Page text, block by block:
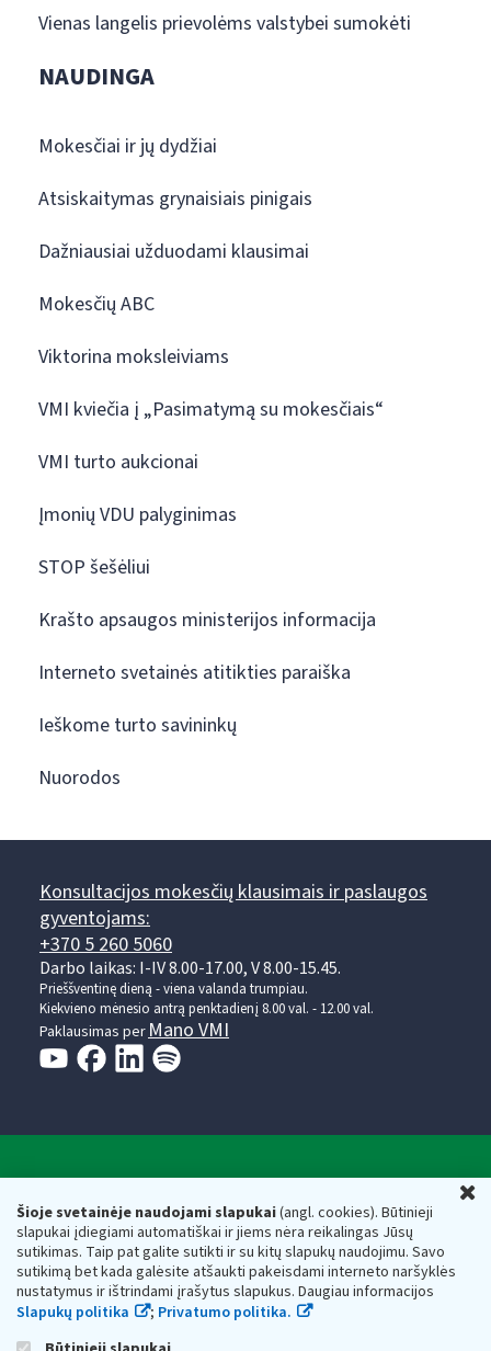
Šioje svetainėje naudojami slapukai(angl. cookies). Būtinieji
slapukai įdiegiami automatiškai ir jiems nėra reikalingas Jūsų
sutikimas. Taip pat galite sutikti ir su kitų slapukų naudojimu. Savo
sutikimą bet kada galėsite atšaukti pakeisdami interneto naršyklės
nustatymus ir ištrindami įrašytus slapukus. Daugiau informacijos
Slapukų politika
; Privatumo politika.
Vienas langelis prievolėms valstybei sumokėti
NAUDINGA
Mokesčiai ir jų dydžiai
Atsiskaitymas grynaisiais pinigais
Dažniausiai užduodami klausimai
Mokesčių ABC
Viktorina moksleiviams
VMI kviečia į „Pasimatymą su mokesčiais“
VMI turto aukcionai
Įmonių VDU palyginimas
STOP šešėliui
Krašto apsaugos ministerijos informacija
Interneto svetainės atitikties paraiška
Ieškome turto savininkų
Nuorodos
Konsultacijos mokesčių klausimais ir paslaugos
gyventojams:
+370 5 260 5060
Darbo laikas: I-IV 8.00-17.00, V 8.00-15.45.
Prieššventinę dieną - viena valanda trumpiau.
Kiekvieno mėnesio antrą penktadienį 8.00 val. - 12.00 val.
Paklausimas per Mano VMI
Respublikos finansų ministerijos
Biudžetinė įstaiga. Juridinio asmens kodas — 188659752,
adresas: Vasario 16-osios g. 14, 01107 Vilnius, Lietuva, el.paštas:
vmi@vmi.lt, E. pristatymo dėžutės adresas 188659752
Duomenys apie Valstybinę mokesčių inspekciją prie Lietuvos
Respublikos finansų ministerijos kaupiami ir saugomi Juridinių